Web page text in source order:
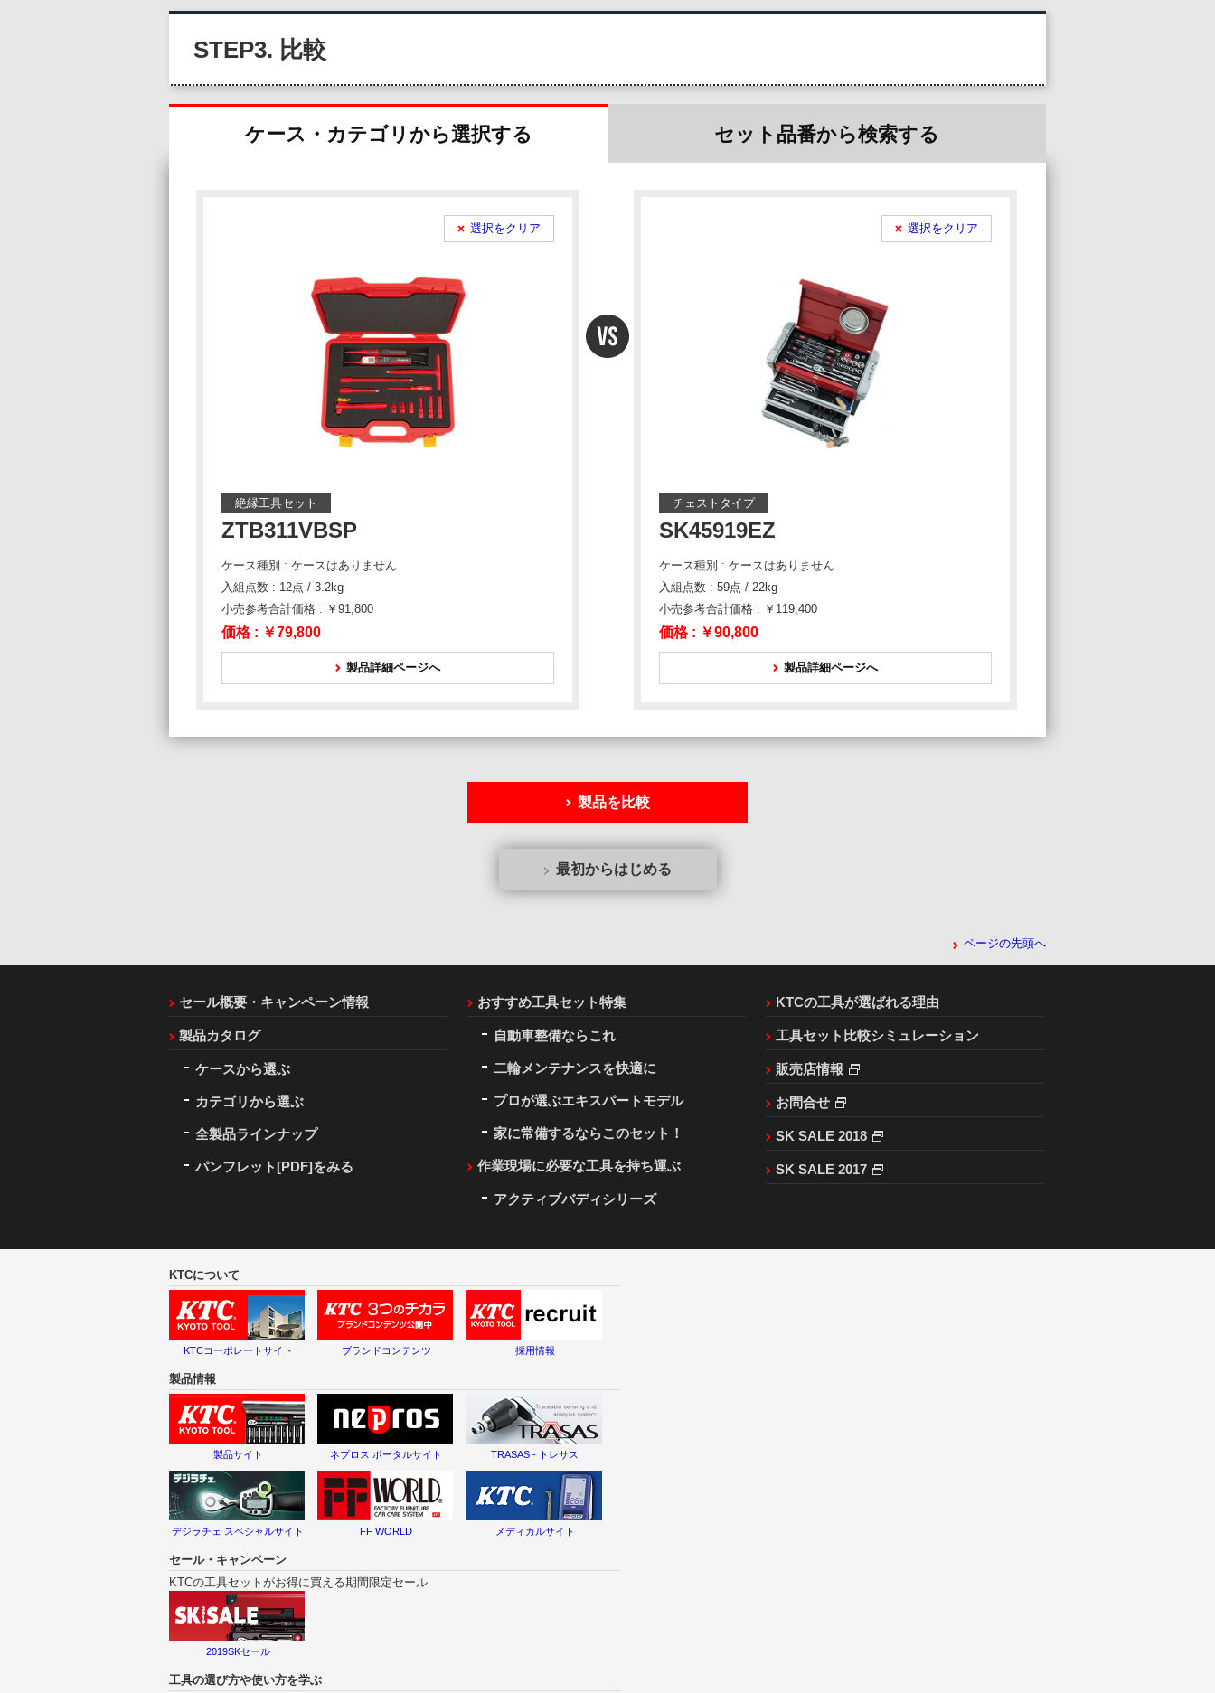
STEP3. 比較
ケース・カテゴリから選択する セット品番から検索する
選択をクリア
絶縁工具セット
ZTB311VBSP
ケース種別 : ケースはありません
入組点数 : 12点 / 3.2kg
小売参考合計価格 : ￥91,800
価格 : ￥79,800
製品詳細ページへ
選択をクリア
チェストタイプ
SK45919EZ
ケース種別 : ケースはありません
入組点数 : 59点 / 22kg
小売参考合計価格 : ￥119,400
価格 : ￥90,800
製品詳細ページへ
製品を比較
最初からはじめる
ページの先頭へ
セール概要・キャンペーン情報
製品カタログ
ケースから選ぶ
カテゴリから選ぶ
全製品ラインナップ
パンフレット[PDF]をみる
おすすめ工具セット特集
自動車整備ならこれ
二輪メンテナンスを快適に
プロが選ぶエキスパートモデル
家に常備するならこのセット！
作業現場に必要な工具を持ち運ぶ
アクティブバディシリーズ
KTCの工具が選ばれる理由
工具セット比較シミュレーション
販売店情報
お問合せ
SK SALE 2018
SK SALE 2017
KTCについて
KTCコーポレートサイト ブランドコンテンツ 採用情報
製品情報
製品サイト ネプロス ポータルサイト TRASAS - トレサス
デジラチェ スペシャルサイト FF WORLD メディカルサイト
セール・キャンペーン
KTCの工具セットがお得に買える期間限定セール
2019SKセール
工具の選び方や使い方を学ぶ